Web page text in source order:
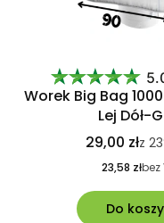
Worek Big Bag
Lej Dół-
29,00 złz
23,58 złbez
Do